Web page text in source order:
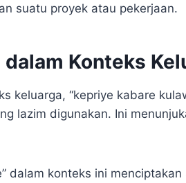
suatu proyek atau pekerjaan.
dalam Konteks
keluarga, “kepriye kabare
lazim digunakan. Ini
dalam konteks ini